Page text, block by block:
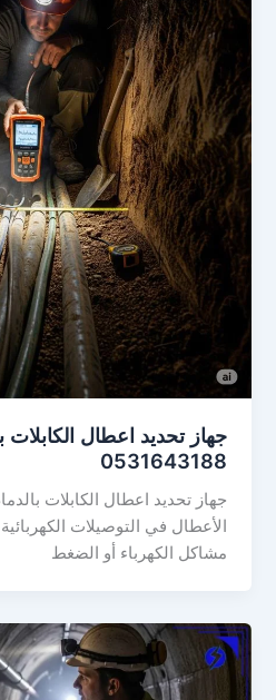
جهاز تحديد اعطال الكابلات
0531643188
جهاز تحديد اعطال الكابلات
الأعطال في التوصيلات
مشاكل الكهرباء أو الضغط